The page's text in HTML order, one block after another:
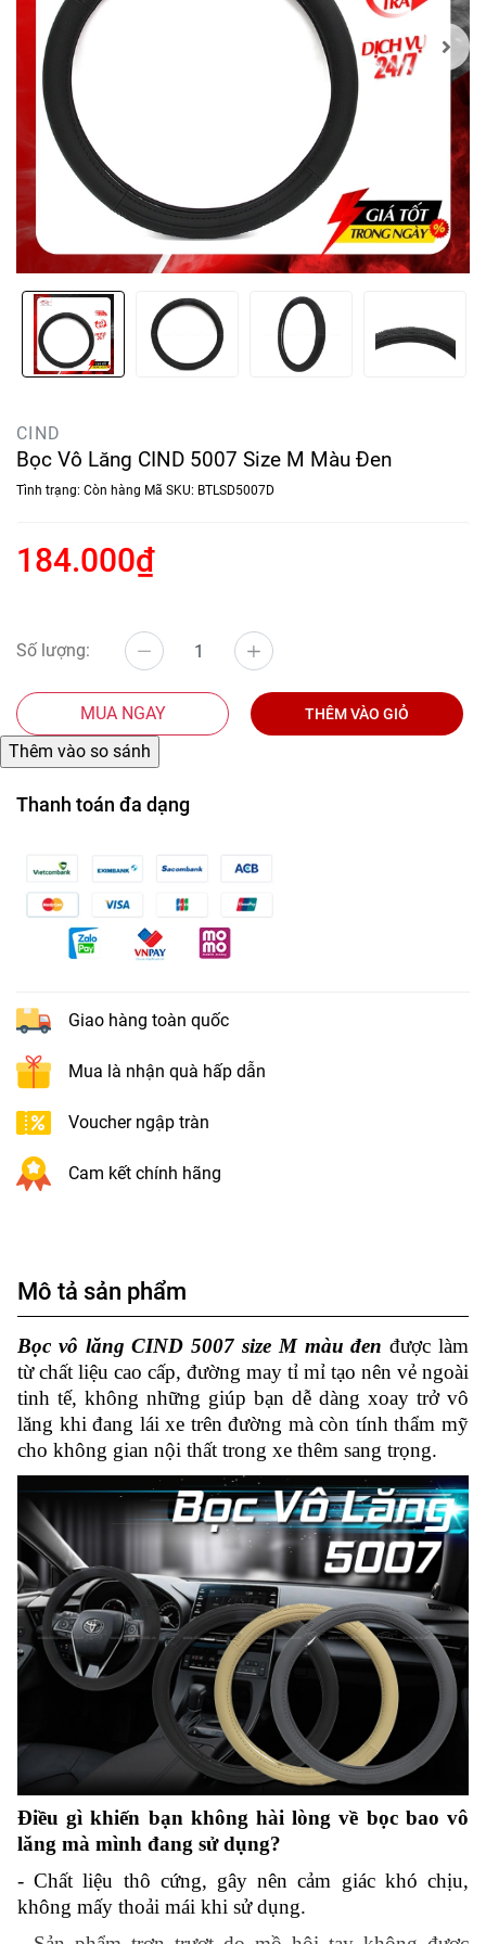
CIND
Bọc Vô Lăng CIND 5007 Size M Màu Đen
Tình trạng: Còn hàng Mã SKU: BTLSD5007D
184.000₫
Số lượng:
MUA NGAY THÊM VÀO GIỎ
Thanh toán đa dạng
Giao hàng toàn quốc
Mua là nhận quà hấp dẫn
Voucher ngập tràn
Cam kết chính hãng
Mô tả sản phẩm
Bọc vô lăng CIND 5007 size M màu đenđược làm
từ chất liệu cao cấp, đường may tỉ mỉ tạo nên vẻ ngoài
tinh tế, không những giúp bạn dễ dàng xoay trở vô
lăng khi đang lái xe trên đường mà còn tính thẩm mỹ
cho không gian nội thất trong xe thêm sang trọng.
Điều gì khiến bạn không hài lòng về bọc bao vô
lăng mà mình đang sử dụng?
- Chất liệu thô cứng, gây nên cảm giác khó chịu,
không mấy thoải mái khi sử dụng.